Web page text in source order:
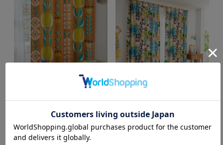
TULIPEN チューリッペン｜
遮光カーテン・ドレープ(厚
地)｜北欧｜100×135cm (1枚
フラワーポット｜遮光カーテ
ン・ドレープ(厚地)｜北欧・
花柄｜100×135cm (1枚入り)